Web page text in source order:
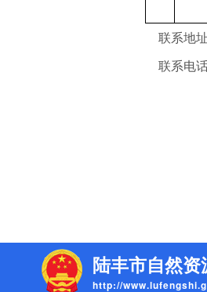
联系地址
联系电话
陆丰市自然资
http://